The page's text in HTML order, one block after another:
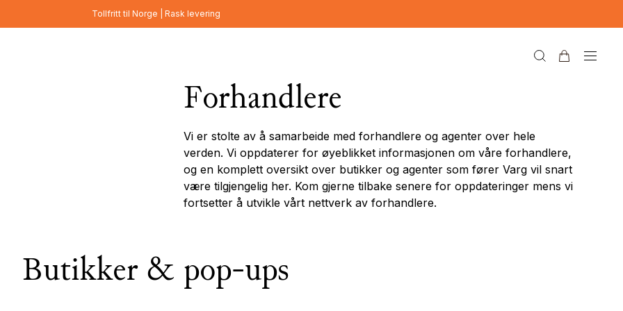
Tollfritt til Norge | Rask levering
Forhandlere
Vi er stolte av å samarbeide med forhandlere og agenter over hele
verden. Vi oppdaterer for øyeblikket informasjonen om våre forhandlere,
og en komplett oversikt over butikker og agenter som fører Varg vil snart
være tilgjengelig her. Kom gjerne tilbake senere for oppdateringer mens vi
fortsetter å utvikle vårt nettverk av forhandlere.
Butikker & pop-ups